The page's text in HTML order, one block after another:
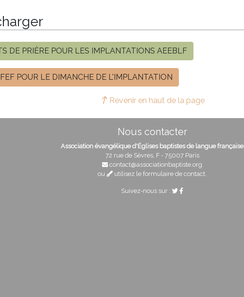
DE PRIÈRE POUR LES IMPLANTATIONS AEEBLF
POUR LE DIMANCHE DE L'IMPLANTATION
Revenir en haut de la page
Nous contacter
Association évangélique d'Églises baptistes de langue française
72 rue de Sèvres, F - 75007 Paris
contact@associationbaptiste.org
ou
utilisez le formulaire de contact.
Suivez-nous sur :